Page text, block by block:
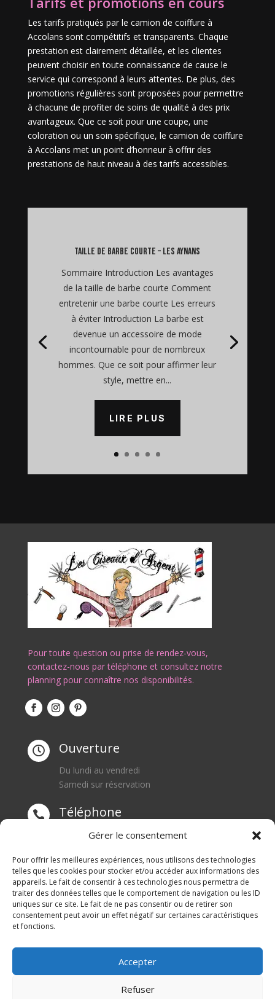
Gérer le consentement
Pour offrir les meilleures expériences, nous utilisons des technologies
telles que les cookies pour stocker et/ou accéder aux informations des
appareils. Le fait de consentir à ces technologies nous permettra de
traiter des données telles que le comportement de navigation ou les ID
uniques sur ce site. Le fait de ne pas consentir ou de retirer son
consentement peut avoir un effet négatif sur certaines caractéristiques
et fonctions.
Accepter
Refuser
Les tarifs pratiqués par le camion de coiffure à
Accolans sont compétitifs et transparents. Chaque
prestation est clairement détaillée, et les clientes
peuvent choisir en toute connaissance de cause le
service qui correspond à leurs attentes. De plus, des
promotions régulières sont proposées pour permettre
à chacune de profiter de soins de qualité à des prix
avantageux. Que ce soit pour une coupe, une
coloration ou un soin spécifique, le camion de coiffure
à Accolans met un point d’honneur à offrir des
prestations de haut niveau à des tarifs accessibles.
taille de barbe courte – Les Aynans
Sommaire Introduction Les avantages
de la taille de barbe courte Comment
entretenir une barbe courte Les erreurs
à éviter Introduction La barbe est
devenue un accessoire de mode
incontournable pour de nombreux
hommes. Que ce soit pour affirmer leur
style, mettre en...
LIRE PLUS
Pour toute question ou prise de rendez-vous,
contactez-nous par téléphone et consultez notre
planning pour connaître nos disponibilités.
 Ouverture
Du lundi au vendredi
Samedi sur réservation
 Téléphone
0668550471
 Adresse
1 rue du Blanc Poirier
70110 SENARGENT MIGNAFANS